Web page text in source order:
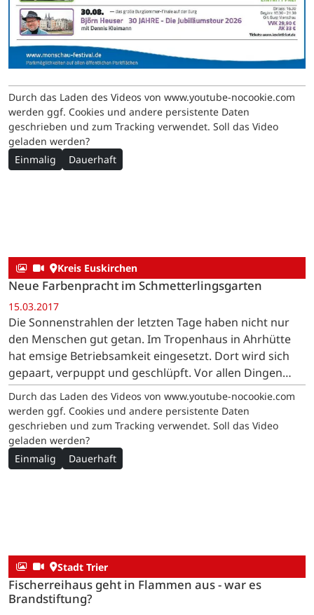
Durch das Laden des Videos von www.youtube-nocookie.com
werden ggf. Cookies und andere persistente Daten
geschrieben und zum Tracking verwendet. Soll das Video
geladen werden?
Einmalig
Dauerhaft
Kreis Euskirchen
Neue Farbenpracht im Schmetterlingsgarten
15.03.2017
Die Sonnenstrahlen der letzten Tage haben nicht nur
den Menschen gut getan. Im Tropenhaus in Ahrhütte
hat emsige Betriebsamkeit eingesetzt. Dort wird sich
gepaart, verpuppt und geschlüpft. Vor allen Dingen
aber entfaltet sich dort eine beeindruckende
Farbenpracht…
Durch das Laden des Videos von www.youtube-nocookie.com
werden ggf. Cookies und andere persistente Daten
geschrieben und zum Tracking verwendet. Soll das Video
geladen werden?
Einmalig
Dauerhaft
Stadt Trier
Fischerreihaus geht in Flammen aus - war es
Brandstiftung?